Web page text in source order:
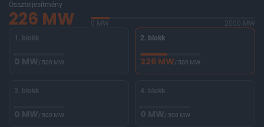
Összteljesítmény
226 MW 0 MW
2000 MW
1. blokk
0 MW/ 500 MW
2. blokk
226 MW/ 500 MW
3. blokk
0 MW/ 500 MW
4. blokk
0 MW/ 500 MW